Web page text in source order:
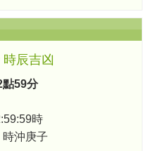
辰吉凶
點59分
時
時沖庚子